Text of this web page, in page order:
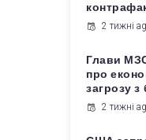
2 тижні
Глави
про
загрозу
2 тижні